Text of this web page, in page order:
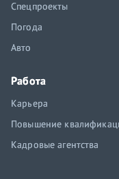
Спецпроекты
Погода
Авто
Работа
Карьера
Повышение
Кадровые агентства